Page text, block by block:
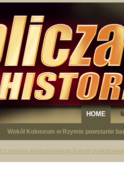
HOME
"Niepodległy - opowieść o Januszu
Uczniowie warszawskiego liceum